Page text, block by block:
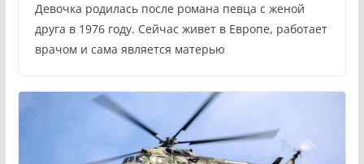
Девочка родилась после романа певца с женой
друга в 1976 году. Сейчас живет в Европе, работает
врачом и сама является матерью